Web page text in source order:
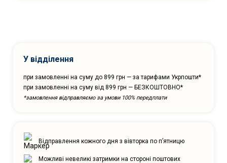
У відділення
при замовленні на суму до 899 грн — за тарифами Укрпошти*
при замовленні на суму від 899 грн — БЕЗКОШТОВНО*
*замовлення відправляємо за умови 100% передплати
Відправлення кожного дня з вівторка по п’ятницю
Можливі невеликі затримки на стороні поштових